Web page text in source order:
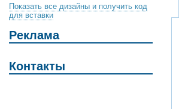
Показать все дизайны и получить код
для вставки
Реклама
Контакты